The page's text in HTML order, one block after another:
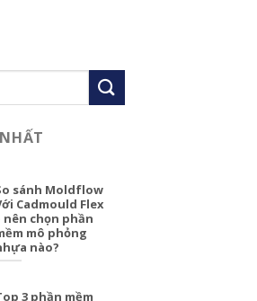
sánh Moldflow
Cadmould Flex
nên chọn phần
mô phỏng
nào?
3 phần mềm